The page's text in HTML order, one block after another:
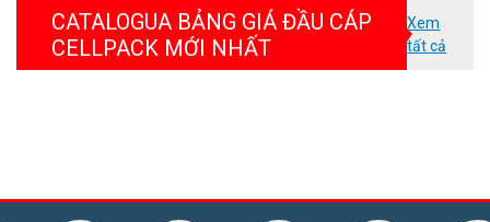
CATALOGUA BẢNG GIÁ ĐẦU CÁP
CELLPACK MỚI NHẤT
Xem
tất cả